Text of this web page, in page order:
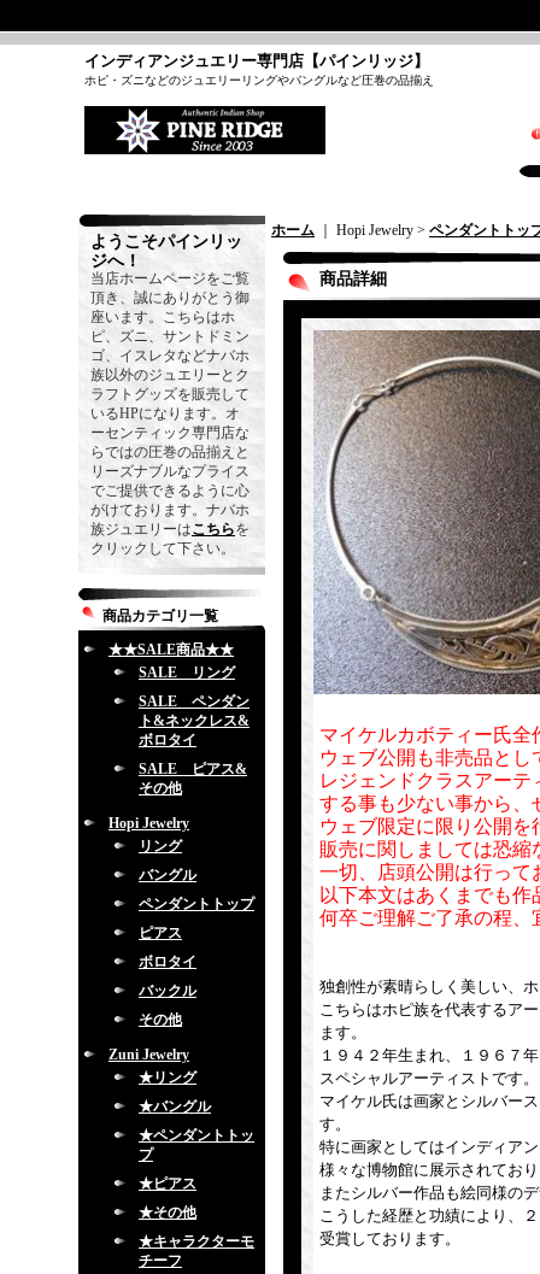
インディアンジュエリー専門店【パインリッジ】
ホピ・ズニなどのジュエリーリングやバングルなど圧巻の品揃え
ようこそパインリッ
ジへ！
当店ホームページをご覧
頂き、誠にありがとう御
座います。こちらはホ
ピ、ズニ、サントドミン
ゴ、イスレタなどナバホ
族以外のジュエリーとク
ラフトグッズを販売して
いるHPになります。オ
ーセンティック専門店な
らではの圧巻の品揃えと
リーズナブルなプライス
でご提供できるように心
がけております。ナバホ
族ジュエリーはこちらを
クリックして下さい。
商品カテゴリ一覧
★★SALE商品★★
SALE リング
SALE ペンダン
ト&ネックレス&
ボロタイ
SALE ピアス&
その他
Hopi Jewelry
リング
バングル
ペンダントトップ
ピアス
ボロタイ
バックル
その他
Zuni Jewelry
★リング
★バングル
★ペンダントトッ
プ
★ピアス
★その他
★キャラクターモ
チーフ
ホーム ｜ Hopi Jewelry > ペンダントトッ
商品詳細
マイケルカボティー氏
ウェブ公開も非売品と
レジェンドクラスアー
する事も少ない事から、
ウェブ限定に限り公開を
販売に関しましては恐
一切、店頭公開は行って
以下本文はあくまでも
何卒ご理解ご了承の程、
独創性が素晴らしく美しい、
こちらはホピ族を代表するア
ます。
１９４２年生まれ、１９６７
スペシャルアーティストです。
マイケル氏は画家とシルバー
す。
特に画家としてはインディア
様々な博物館に展示されてお
またシルバー作品も絵同様の
こうした経歴と功績により、
受賞しております。